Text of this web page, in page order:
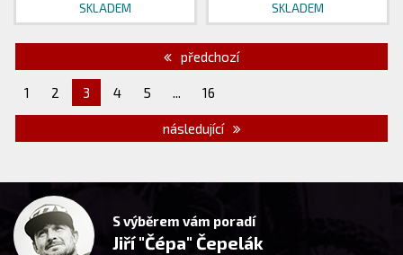
SKLADEM SKLADEM
předchozí
1 2 3 4 5 ... 16
následující
S výběrem vám poradí
Jiří "Čépa" Čepelák